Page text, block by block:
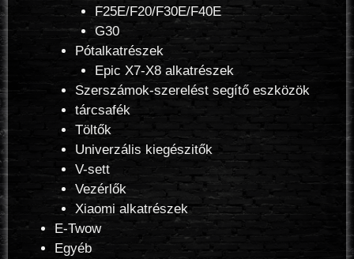
F25E/F20/F30E/F40E
G30
Pótalkatrészek
Epic X7-X8 alkatrészek
Szerszámok-szerelést segítő eszközök
tárcsafék
Töltők
Univerzális kiegészitők
V-sett
Vezérlők
Xiaomi alkatrészek
E-Twow
Egyéb